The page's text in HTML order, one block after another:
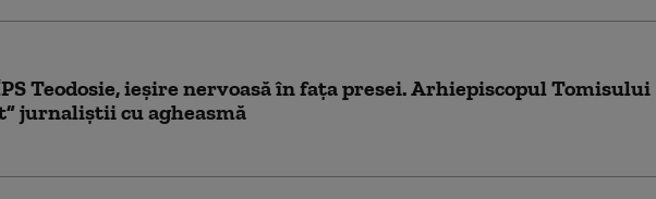
Teodosie, ieșire nervoasă în fața presei. Arhiepiscopul Tomisului
jurnaliștii cu agheasmă